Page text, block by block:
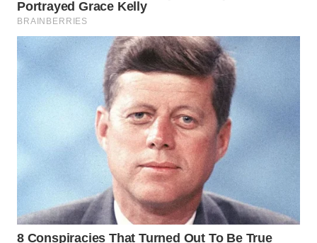
WN
KUNINGAN
WN
MAJALENGKA
SUKABUMI
WN